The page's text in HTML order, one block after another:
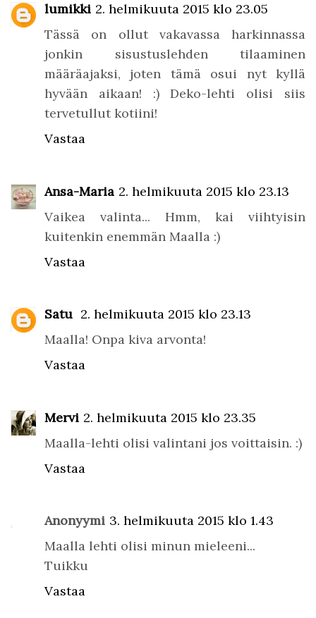
lumikki 2. helmikuuta 2015 klo 23.05
Tässä on ollut vakavassa harkinnassa
jonkin sisustuslehden tilaaminen
määräajaksi, joten tämä osui nyt kyllä
hyvään aikaan! :) Deko-lehti olisi siis
tervetullut kotiini!
Vastaa
Ansa-Maria 2. helmikuuta 2015 klo 23.13
Vaikea valinta... Hmm, kai viihtyisin
kuitenkin enemmän Maalla :)
Vastaa
Satu 2. helmikuuta 2015 klo 23.13
Maalla! Onpa kiva arvonta!
Vastaa
Mervi 2. helmikuuta 2015 klo 23.35
Maalla-lehti olisi valintani jos voittaisin. :)
Vastaa
Anonyymi 3. helmikuuta 2015 klo 1.43
Maalla lehti olisi minun mieleeni...
Tuikku
Vastaa